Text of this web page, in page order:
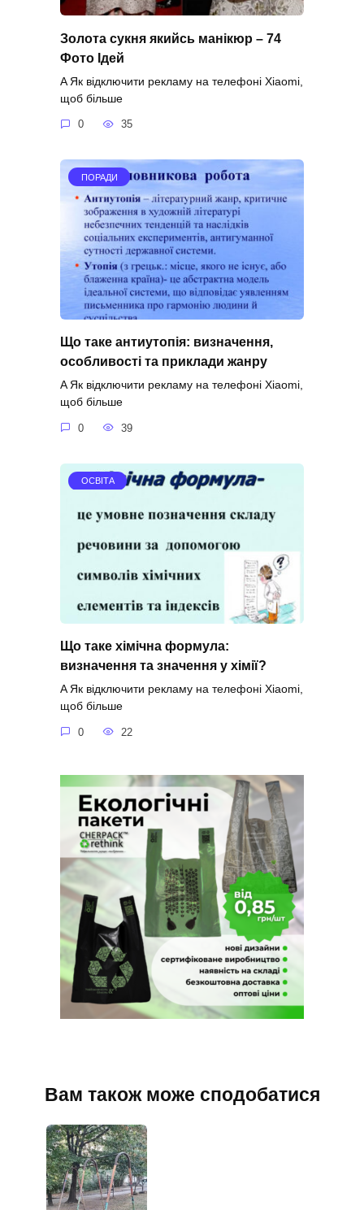
Золота сукня якийсь манікюр – 74
Фото Ідей
A Як відключити рекламу на телефоні Xiaomi,
щоб більше
0 35
ПОРАДИ
Що таке антиутопія: визначення,
особливості та приклади жанру
A Як відключити рекламу на телефоні Xiaomi,
щоб більше
0 39
ОСВІТА
Що таке хімічна формула:
визначення та значення у хімії?
A Як відключити рекламу на телефоні Xiaomi,
щоб більше
0 22
Вам також може сподобатися